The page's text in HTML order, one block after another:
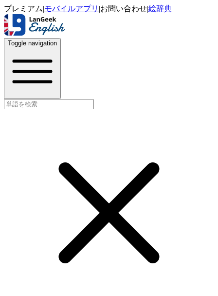
プレミアム|モバイルアプリ |お問い合わせ|絵辞典
Toggle navigation